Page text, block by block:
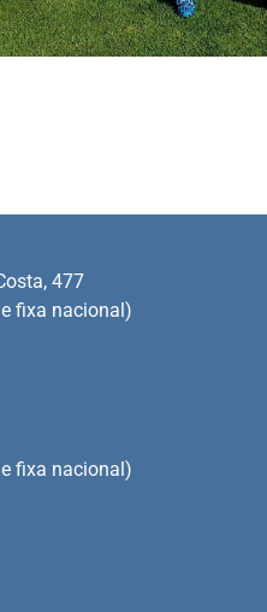
fixa nacional)
477
fixa nacional)